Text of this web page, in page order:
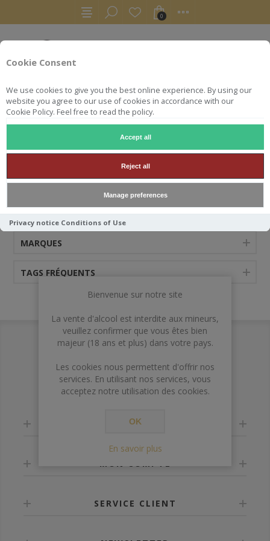
Cookie Consent
We use cookies to give you the best online experience. By using our
website you agree to our use of cookies in accordance with our
Cookie Policy. Feel free to read the policy.
Accept all
Reject all
Manage preferences
Privacy notice Conditions of Use
0
CHÂTEAU DE BEAUCASTEL
CATÉGORIES
MARQUES
TAGS FRÉQUENTS
INFORMATION
MON COMPTE
SERVICE CLIENT
Bienvenue sur notre site
La vente d'alcool est interdite aux mineurs,
veuillez confirmer que vous êtes bien
majeur (18 ans et plus) dans votre pays.
Les cookies nous permettent d'offrir nos
services. En utilisant nos services, vous
acceptez notre utilisation des cookies.
OK
En savoir plus